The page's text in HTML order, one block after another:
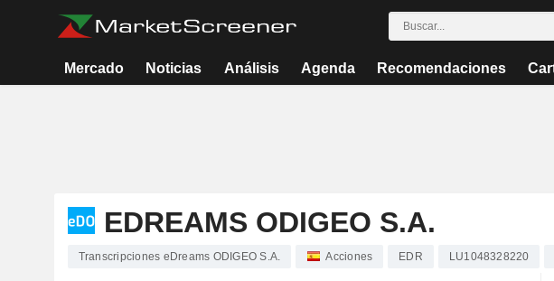
Mercado Noticias Análisis Agenda Recomendaciones
EDREAMS ODIGEO S.A.
Transcripciones eDreams ODIGEO S.A. Acciones EDR LU1048328220